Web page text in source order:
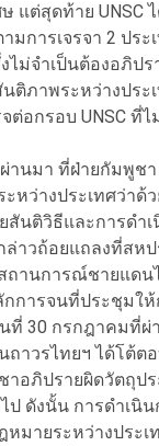
แต่สุดท้าย UNSC
มการเจรจา 2 ปร
ม่จำเป็นต้องอภิปร
ติภาพระหว่างประ
ต่อกรอบ UNSC ที่
านมา ที่ฝ่ายกัมพูช
หว่างประเทศว่าด้
สันติวิธีและการดำ
ล่าวถ้อยแถลงที่สห
ถานการณ์ชายแด
กการจนที่ประชุมใ
ที่ 30 กรกฎาคมที่ผ่
ถาวรไทยฯ ได้โต้ต
าอภิปรายผิดวัตถุป
ดังนั้น การดำเนิน
มายระหว่างประเ